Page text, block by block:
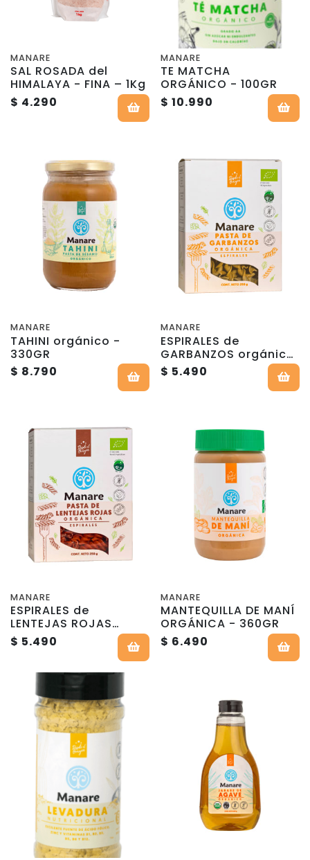
MANARE
SAL ROSADA del
HIMALAYA - FINA – 1Kg
$ 4.290
MANARE
TE MATCHA
ORGÁNICO - 100GR
$ 10.990
MANARE
TAHINI orgánico -
330GR
$ 8.790
MANARE
ESPIRALES de
GARBANZOS orgánica
- 250g - Manare
$ 5.490
MANARE
ESPIRALES de
LENTEJAS ROJAS
orgánica - 250g -
Manare
$ 5.490
MANARE
MANTEQUILLA DE MANÍ
ORGÁNICA - 360GR
$ 6.490